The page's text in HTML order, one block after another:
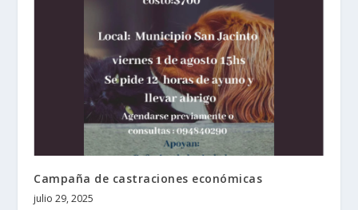
Campaña de castraciones económicas
julio 29, 2025